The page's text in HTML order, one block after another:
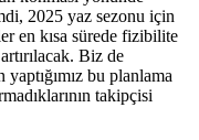
2025 yaz sezonu için
en kısa sürede fizibilite
Biz de
bu planlama
takipçisi